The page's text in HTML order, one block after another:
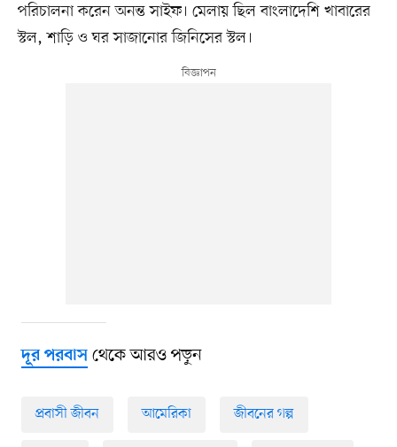
পরিচালনা করেন অনন্ত সাইফ। মেলায় ছিল বাংলাদেশি খাবারের
স্টল, শাড়ি ও ঘর সাজানোর জিনিসের স্টল।
দূর পরবাসথেকে আরও পড়ুন
প্রবাসী জীবন আমেরিকা জীবনের গল্প